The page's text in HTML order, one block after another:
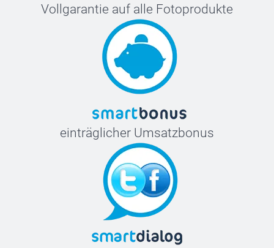
Vollgarantie auf alle Fotoprodukte
einträglicher Umsatzbonus